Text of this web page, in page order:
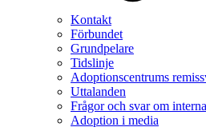
Kontakt
Förbundet
Grundpelare
Tidslinje
Adoptionscentrums
Uttalanden
Frågor och svar om
Adoption i media